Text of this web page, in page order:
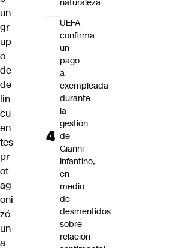
un
gr
up
o
de
de
lin
cu
en
tes
pr
ot
ag
oni
zó
un
a
naturaleza
UEFA
confirma
un
pago
a
exempleada
durante
la
gestión
de
Gianni
Infantino,
en
medio
de
desmentidos
sobre
relación